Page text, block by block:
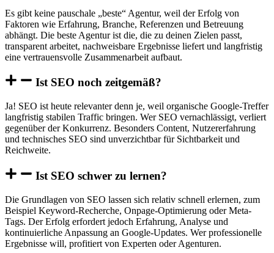
Es gibt keine pauschale „beste“ Agentur, weil der Erfolg von
Faktoren wie Erfahrung, Branche, Referenzen und Betreuung
abhängt. Die beste Agentur ist die, die zu deinen Zielen passt,
transparent arbeitet, nachweisbare Ergebnisse liefert und langfristig
eine vertrauensvolle Zusammenarbeit aufbaut.
Ist SEO noch zeitgemäß?
Ja! SEO ist heute relevanter denn je, weil organische Google-Treffer
langfristig stabilen Traffic bringen. Wer SEO vernachlässigt, verliert
gegenüber der Konkurrenz. Besonders Content, Nutzererfahrung
und technisches SEO sind unverzichtbar für Sichtbarkeit und
Reichweite.
Ist SEO schwer zu lernen?
Die Grundlagen von SEO lassen sich relativ schnell erlernen, zum
Beispiel Keyword-Recherche, Onpage-Optimierung oder Meta-
Tags. Der Erfolg erfordert jedoch Erfahrung, Analyse und
kontinuierliche Anpassung an Google-Updates. Wer professionelle
Ergebnisse will, profitiert von Experten oder Agenturen.